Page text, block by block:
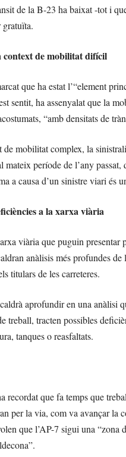
de la B-23 ha baixat -tot i
de mobilitat difícil
que ha estat l’“element
sentit, ha assenyalat que la
“amb densitats de
mobilitat complex, la
mateix període de l’any
a causa d’un sinistre viari és
a la xarxa viària
viària que puguin presentar
anàlisis més profundes
titulars de les carreteres.
aprofundir en una anàlisi
treball, tracten possibles
tanques o reasfaltats.
recordat que fa temps que
per la via, com va avançar la
que l’AP-7 sigui una